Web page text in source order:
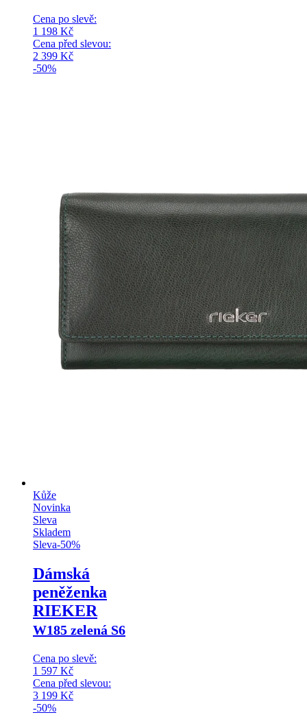
Cena po slevě:
1 198 Kč
Cena před slevou:
2 399 Kč
-50%
Kůže
Novinka
Sleva
Skladem
Sleva-50%
Dámská
peněženka
RIEKER
W185 zelená S6
Cena po slevě:
1 597 Kč
Cena před slevou:
3 199 Kč
-50%